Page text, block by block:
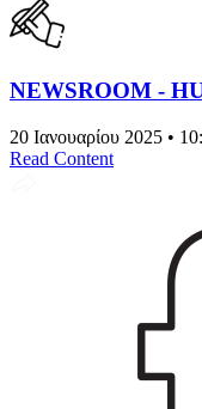
NEWSROOM -
20 Ιανουαρίου 2025 •
Read Content